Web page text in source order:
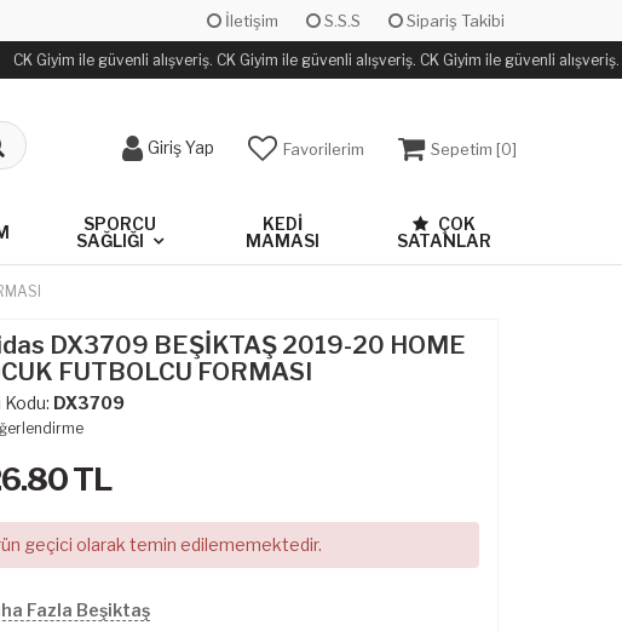
İletişim S.S.S Sipariş Takibi
CK Giyim ile güvenli alışveriş. CK Giyim ile güvenli alışveriş. CK Giyim ile güvenli alışveriş.
Giriş Yap Favorilerim Sepetim [0]
SPORCU
SAĞLIĞI
KEDİ
MAMASI
ÇOK
SATANLAR
DX3709 BEŞİKTAŞ 2019-20 HOME
FUTBOLCU FORMASI
Kodu: DX3709
TL
geçici olarak temin edilememektedir.
Fazla Beşiktaş